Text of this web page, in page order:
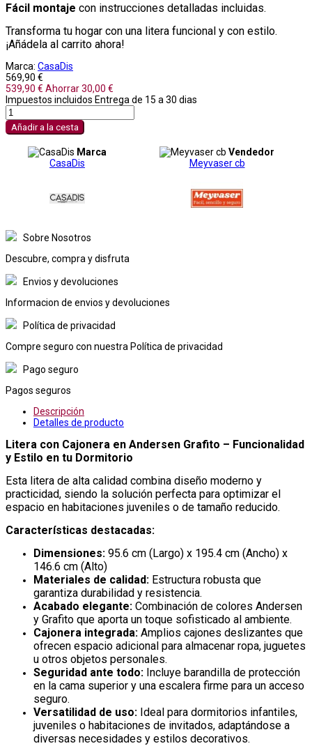
Fácil montaje con instrucciones detalladas incluidas.
Transforma tu hogar con una litera funcional y con estilo.
¡Añádela al carrito ahora!
Marca: CasaDis
569,90 €
539,90 € Ahorrar 30,00 €
Impuestos incluidos Entrega de 15 a 30 dias
Añadir a la cesta
Marca
CasaDis
Vendedor
Meyvaser cb
Sobre Nosotros
Descubre, compra y disfruta
Envios y devoluciones
Informacion de envios y devoluciones
Política de privacidad
Compre seguro con nuestra Política de privacidad
Pago seguro
Pagos seguros
Descripción
Detalles de producto
Litera con Cajonera en Andersen Grafito – Funcionalidad
y Estilo en tu Dormitorio
Esta litera de alta calidad combina diseño moderno y
practicidad, siendo la solución perfecta para optimizar el
espacio en habitaciones juveniles o de tamaño reducido.
Características destacadas:
Dimensiones: 95.6 cm (Largo) x 195.4 cm (Ancho) x
146.6 cm (Alto)
Materiales de calidad: Estructura robusta que
garantiza durabilidad y resistencia.
Acabado elegante: Combinación de colores Andersen
y Grafito que aporta un toque sofisticado al ambiente.
Cajonera integrada: Amplios cajones deslizantes que
ofrecen espacio adicional para almacenar ropa, juguetes
u otros objetos personales.
Seguridad ante todo: Incluye barandilla de protección
en la cama superior y una escalera firme para un acceso
seguro.
Versatilidad de uso: Ideal para dormitorios infantiles,
juveniles o habitaciones de invitados, adaptándose a
diversas necesidades y estilos decorativos.